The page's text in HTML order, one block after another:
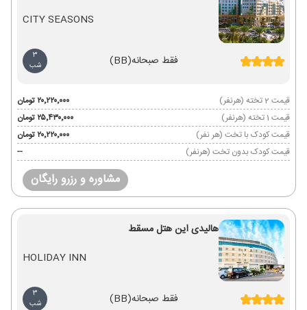
CITY SEASONS
فقط صبحانه(BB)
3
شب
قیمت 2 تخته (هرنفر)
۲۰٬۲۲۰٬۰۰۰ تومان
قیمت 1 تخته (هرنفر)
۲۵٬۴۳۰٬۰۰۰ تومان
قیمت کودک با تخت (هر نفر)
۲۰٬۲۲۰٬۰۰۰ تومان
قیمت کودک بدون تخت (هرنفر)
--
مشاوره و رزرو رایگان
هالیدی این هتل مسقط
HOLIDAY INN
فقط صبحانه(BB)
3
شب